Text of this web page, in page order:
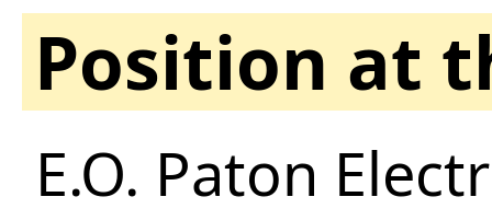
Position at
E.O. Paton